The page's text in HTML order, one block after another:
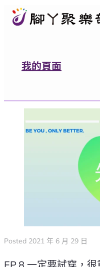
我的頁面
加入官方LINE
Posted 2021 年 6 月 29 日